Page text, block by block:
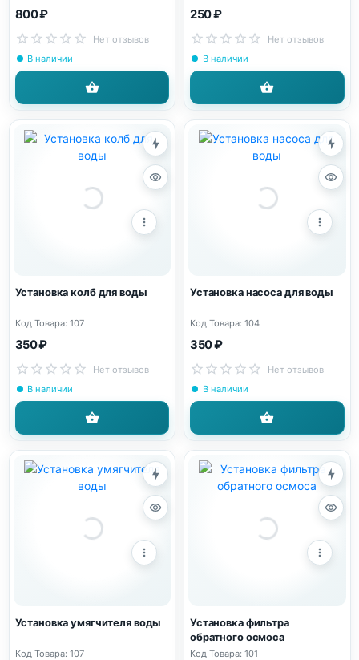
800 ₽
Нет отзывов
В наличии
250 ₽
Нет отзывов
В наличии
Установка колб для воды
Код Товара: 107
350 ₽
Нет отзывов
В наличии
Установка насоса для воды
Код Товара: 104
350 ₽
Нет отзывов
В наличии
Установка умягчителя воды
Код Товара: 107
Установка фильтра
обратного осмоса
Код Товара: 101